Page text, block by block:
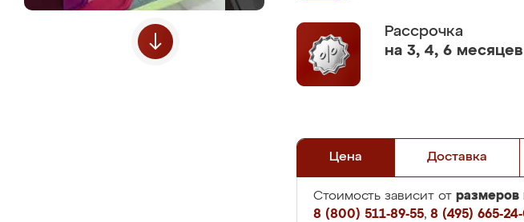
Рассрочка
на 3, 4, 6 месяцев
Цена Доставка
Стоимость зависит от размеров
8 (800) 511-89-55, 8 (495) 665-